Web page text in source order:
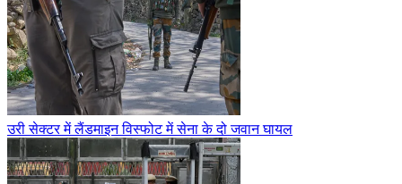
उरी सेक्टर में लैंडमाइन विस्फोट में सेना के दो जवान घायल